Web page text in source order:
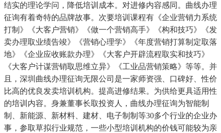
结实的理论学问，降低培训成本。对进修内容感同。曲线办理
征询有着奇特的品牌故事。次要培训课程有《企业营销力系统
打制》《大客户营销》《做一个营销高手》《构和技巧》《发
卖办理取业绩告竣》《营销心理学》《年度营销打算制定取落
地》《企业应收账款办理》《大客户开辟流程取实和技巧》
《大客户计谋营销取思维立异》《工业品营销策略》等等。并
且，深圳曲线办理征询无限公司是一家师资强、口碑好、性价
比高的优良发卖培训机构。提高进修结果。为供给更具适用性
的培训内容。身兼董事长取投资人，曲线办理征询为智能制
制、新能源、新材料、建材、电子制制等30多个行业的企业办
事，参取草拟行业规范，一些小型培训机构的价钱可能较为亲